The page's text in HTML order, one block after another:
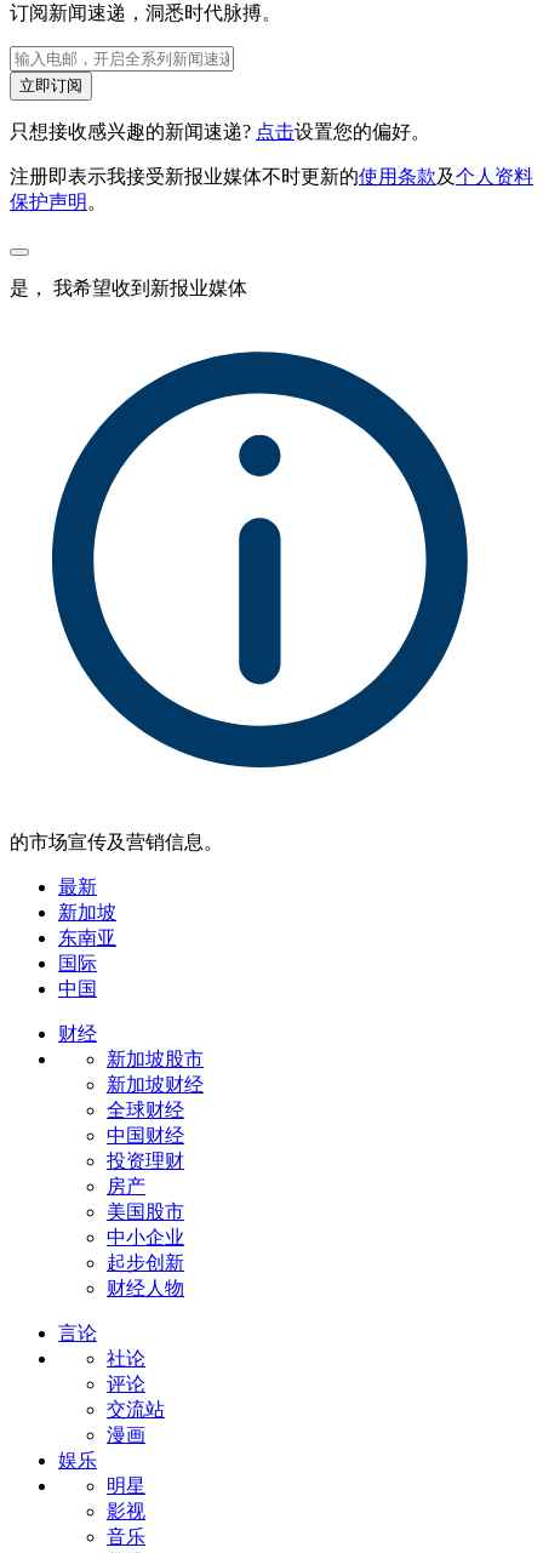
订阅新闻速递，洞悉时代脉搏。
立即订阅
只想接收感兴趣的新闻速递? 点击设置您的偏好。
注册即表示我接受新报业媒体不时更新的使用条款及个人资料
保护声明。
是， 我希望收到新报业媒体
的市场宣传及营销信息。
最新
新加坡
东南亚
国际
中国
财经
新加坡股市
新加坡财经
全球财经
中国财经
投资理财
房产
美国股市
中小企业
起步创新
财经人物
言论
社论
评论
交流站
漫画
娱乐
明星
影视
音乐